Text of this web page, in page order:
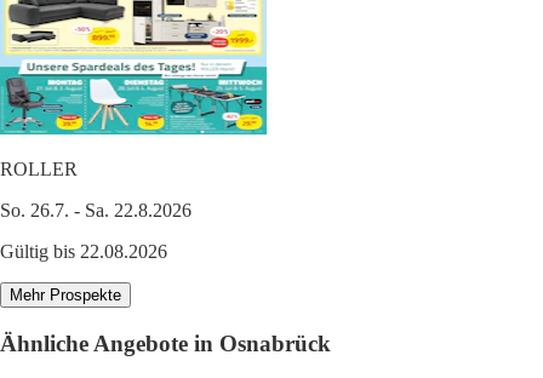
ROLLER
So. 26.7. - Sa. 22.8.2026
Gültig bis 22.08.2026
Mehr Prospekte
Ähnliche Angebote in Osnabrück